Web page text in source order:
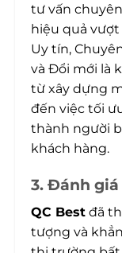
tư vấn
hiệu quả
Uy tín,
và Đổi mới là
từ xây dựng
đến việc tối
thành người
khách hàng.
3. Đánh giá
QC Best đã
tượng và